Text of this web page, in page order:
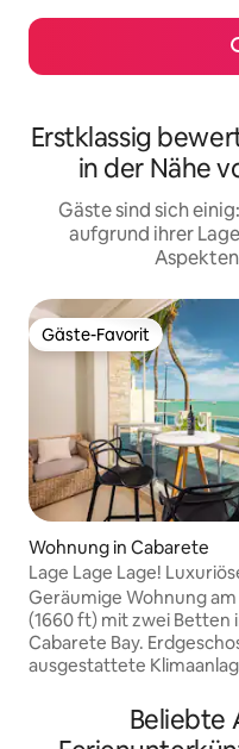
Erstklassig
in der Nähe
Gäste sind sich
aufgrund ihrer
Gäste-Favorit
Gäste-Favorit
Wohnung in Cabarete
Lage Lage Lage!
Strandwohnung
Geräumige Wohnung am
(1660 ft) mit zwei Betten
Cabarete Bay. Erdgeschoss, voll
ausgestattete
Schritte vom Strand entfernt
den Panoramablick über
Beliebte